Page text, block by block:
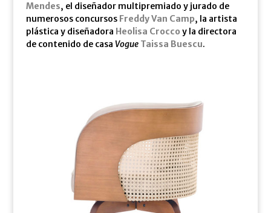
Mendes, el diseñador multipremiado y jurado de
numerosos concursos Freddy Van Camp, la artista
plástica y diseñadora Heolisa Crocco y la directora
de contenido de casa Vogue Taissa Buescu.